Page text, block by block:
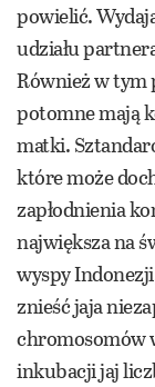
powielić.
udziału
Również w tym
potomne mają
matki.
które może
zapłodnienia
największa na
wyspy
znieść jaja
chromosomów
inkubacji jaj